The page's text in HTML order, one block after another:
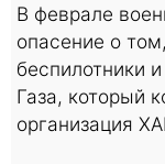
В феврале
опасение о
беспилотники
Газа, который
организация